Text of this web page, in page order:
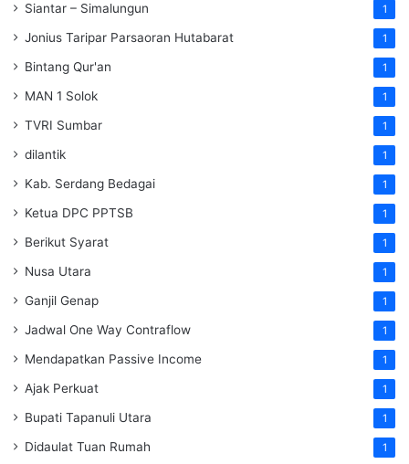
Siantar – Simalungun 1
Jonius Taripar Parsaoran Hutabarat 1
Bintang Qur'an 1
MAN 1 Solok 1
TVRI Sumbar 1
dilantik 1
Kab. Serdang Bedagai 1
Ketua DPC PPTSB 1
Berikut Syarat 1
Nusa Utara 1
Ganjil Genap 1
Jadwal One Way Contraflow 1
Mendapatkan Passive Income 1
Ajak Perkuat 1
Bupati Tapanuli Utara 1
Didaulat Tuan Rumah 1